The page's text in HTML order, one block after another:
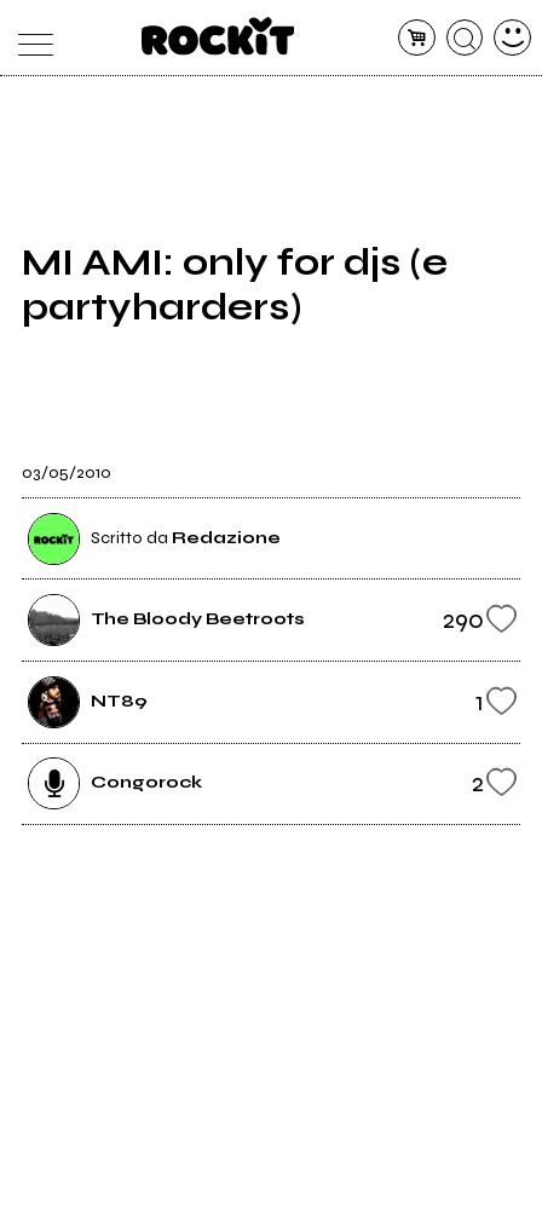
SHOP
RADIO
MI AMI: only for djs (e
partyharders)
03/05/2010
Scritto da Redazione
The Bloody Beetroots 290
NT89 1
Congorock 2